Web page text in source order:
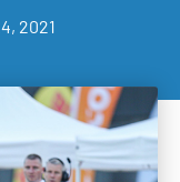
2021